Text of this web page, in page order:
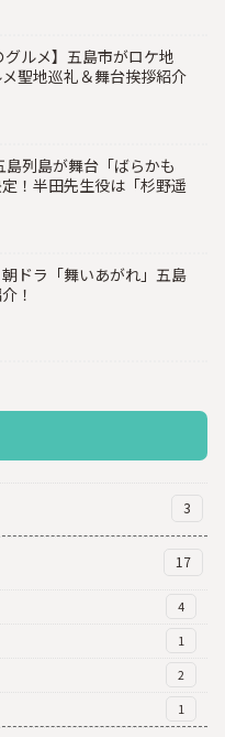
グルメ】五島市がロケ地
聖地巡礼＆舞台挨拶紹介
島列島が舞台「ばらかも
！半田先生役は「杉野遥
朝ドラ「舞いあがれ」五島
！
3
17
4
1
2
1